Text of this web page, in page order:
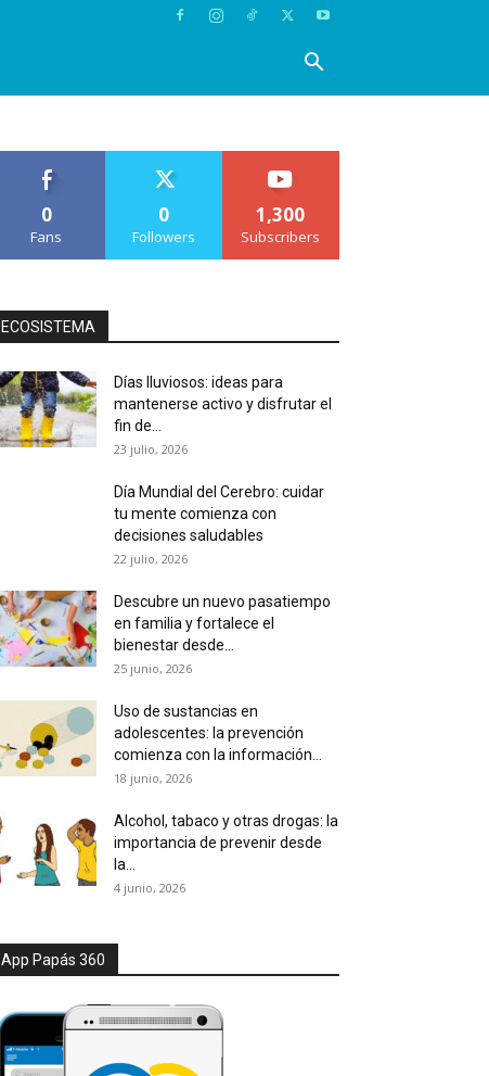
0
Fans
0
Followers
1,300
Subscribers
ECOSISTEMA
Días lluviosos: ideas para
mantenerse activo y disfrutar el
fin de...
23 julio, 2026
Día Mundial del Cerebro: cuidar
tu mente comienza con
decisiones saludables
22 julio, 2026
Descubre un nuevo pasatiempo
en familia y fortalece el
bienestar desde...
25 junio, 2026
Uso de sustancias en
adolescentes: la prevención
comienza con la información...
18 junio, 2026
Alcohol, tabaco y otras drogas: la
importancia de prevenir desde
la...
4 junio, 2026
App Papás 360